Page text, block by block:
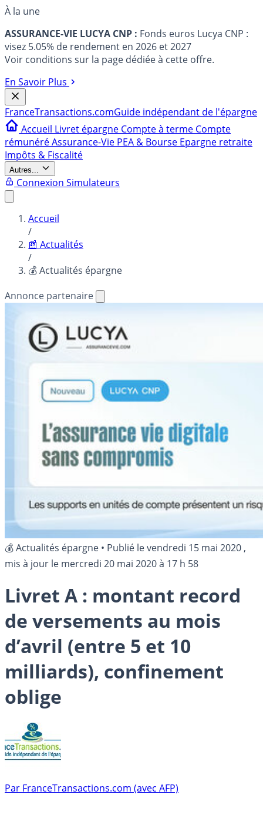
À la une
ASSURANCE-VIE LUCYA CNP : Fonds euros Lucya CNP :
visez 5.05% de rendement en 2026 et 2027
Voir conditions sur la page dédiée à cette offre.
En Savoir Plus
FranceTransactions.comGuide indépendant de l'épargne
Accueil Livret épargne Compte à terme Compte
rémunéréAssurance-Vie PEA & Bourse Epargne retraite
Impôts & Fiscalité
Autres...
Connexion Simulateurs
Accueil
/
📰 Actualités
/
💰 Actualités épargne
Annonce partenaire
💰 Actualités épargne • Publié levendredi 15 mai 2020 ,
mis à jour le mercredi 20 mai 2020 à 17 h 58
Livret A : montant record
de versements au mois
d’avril (entre 5 et 10
milliards), confinement
oblige
Par FranceTransactions.com (avec AFP)